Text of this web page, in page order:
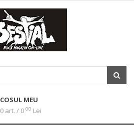
COSUL MEU
0 art. / 0 00 Lei